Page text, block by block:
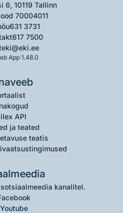
6, 10119 Tallinn
70004011
631 3731
617 7500
eki@eki.ee
App 1.48.0
API
ja teated
teatis
kanalitel.
Youtube